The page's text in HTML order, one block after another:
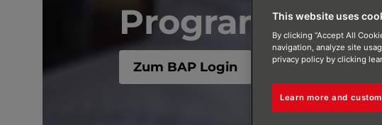
Programm
Zum BAP Login
This website uses
By clicking “Accept All
navigation, analyze site
privacy policy by clicking
Learn more and